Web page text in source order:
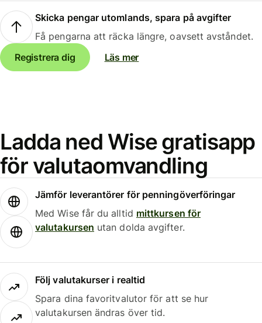
Skicka pengar utomlands, spara på avgifter
Få pengarna att räcka längre, oavsett avståndet.
Registrera dig
Läs mer
Ladda ned Wise gratisapp
för valutaomvandling
Jämför leverantörer för penningöverföringar
Med Wise får du alltid mittkursen för
valutakursen utan dolda avgifter.
Följ valutakurser i realtid
Spara dina favoritvalutor för att se hur
valutakursen ändras över tid.